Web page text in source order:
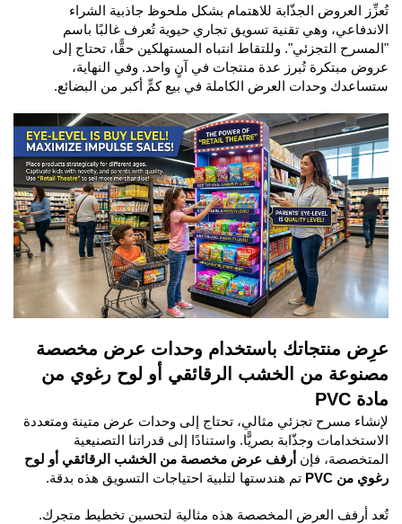
تُعزِّز العروض الجذّابة للاهتمام بشكل ملحوظ جاذبية الشراء
الاندفاعي، وهي تقنية تسويق تجاري حيوية تُعرف غالبًا باسم
"المسرح التجزئي". وللتقاط انتباه المستهلكين حقًّا، تحتاج إلى
عروض مبتكرة تُبرز عدة منتجات في آنٍ واحد. وفي النهاية،
ستساعدك وحدات العرض الكاملة في بيع كمٍّ أكبر من البضائع.
عرِض منتجاتك باستخدام وحدات عرض مخصصة
مصنوعة من الخشب الرقائقي أو لوح رغوي من
مادة PVC
لإنشاء مسرح تجزئي مثالي، تحتاج إلى وحدات عرض متينة ومتعددة
الاستخدامات وجذّابة بصريًّا. واستنادًا إلى قدراتنا التصنيعية
المتخصصة، فإنأرفف عرض مخصصة من الخشب الرقائقي أو لوح
رغوي من PVC
تم هندستها لتلبية احتياجات التسويق هذه بدقة.
تُعد أرفف العرض المخصصة هذه مثالية لتحسين تخطيط متجرك.